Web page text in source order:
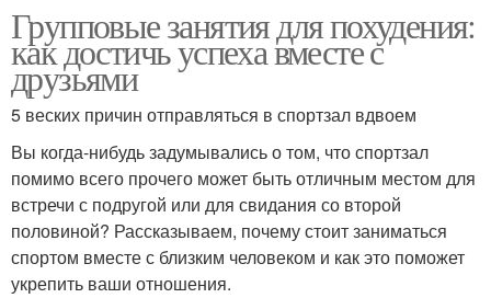
Групповые занятия для похудения:
как достичь успеха вместе с
друзьями
5 веских причин отправляться в спортзал вдвоем
Вы когда-нибудь задумывались о том, что спортзал
помимо всего прочего может быть отличным местом для
встречи с подругой или для свидания со второй
половиной? Рассказываем, почему стоит заниматься
спортом вместе с близким человеком и как это поможет
укрепить ваши отношения.